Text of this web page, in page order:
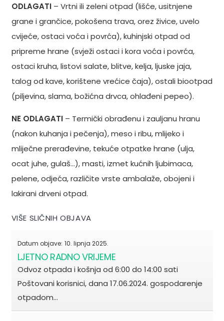
ODLAGATI– Vrtni ili zeleni otpad (lišće, usitnjene
grane i grančice, pokošena trava, orez živice, uvelo
cvijeće, ostaci voća i povrća), kuhinjski otpad od
pripreme hrane (svježi ostaci i kora voća i povrća,
ostaci kruha, listovi salate, blitve, kelja, ljuske jaja,
talog od kave, korištene vrećice čaja), ostali biootpad
(piljevina, slama, božićna drvca, ohlađeni pepeo).
NE ODLAGATI– Termički obrađenu i zauljanu hranu
(nakon kuhanja i pečenja), meso i ribu, mlijeko i
mliječne prerađevine, tekuće otpatke hrane (ulja,
ocat juhe, gulaš…), masti, izmet kućnih ljubimaca,
pelene, odjeća, različite vrste ambalaže, obojeni i
lakirani drveni otpad.
VIŠE SLIČNIH OBJAVA
Datum objave: 10. lipnja 2025.
LJETNO RADNO VRIJEME
Odvoz otpada i košnja od 6:00 do 14:00 sati
Poštovani korisnici, dana 17.06.2024. gospodarenje
otpadom…